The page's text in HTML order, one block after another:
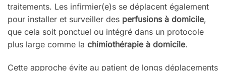
traitements. Les infirmier(e)s se déplacent également
pour installer et surveiller des perfusions à domicile,
que cela soit ponctuel ou intégré dans un protocole
plus large comme la chimiothérapie à domicile.
Cette approche évite au patient de longs déplacements